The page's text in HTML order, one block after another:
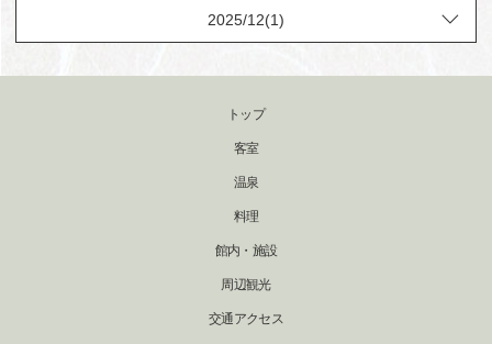
トップ
客室
温泉
料理
館内・施設
周辺観光
交通アクセス